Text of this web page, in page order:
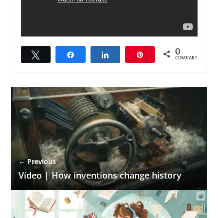
Compartilhar Compartilhar 0
COMPART.
← Previous
Vídeo | How inventions change history